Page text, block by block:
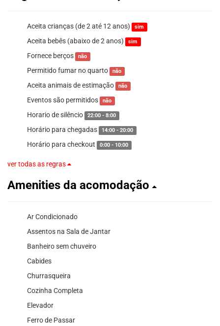
Aceita crianças (de 2 até 12 anos) sim
Aceita bebês (abaixo de 2 anos) sim
Fornece berços não
Permitido fumar no quarto não
Aceita animais de estimação não
Eventos são permitidos não
Horario de silêncio 22:00 - 8:00
Horário para chegadas 14:00 - 20:00
Horário para checkout 0:00 - 10:00
ver todas as regras
Amenities da acomodação
Ar Condicionado
Assentos na Sala de Jantar
Banheiro sem chuveiro
Cabides
Churrasqueira
Cozinha Completa
Elevador
Ferro de Passar